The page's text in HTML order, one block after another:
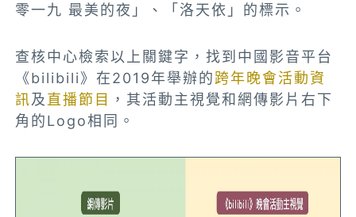
零一九 最美的夜」、「洛天依」的標示。
查核中心檢索以上關鍵字，找到中國影音平台
《bilibili》在2019年舉辦的跨年晚會活動資
訊及直播節目 ，其活動主視覺和網傳影片右下
角的Logo相同。